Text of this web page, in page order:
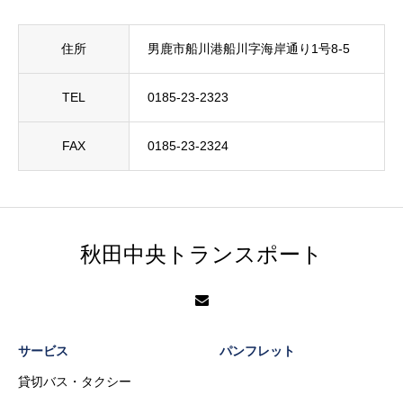
住所 男鹿市船川港船川字海岸通り1号8-5
TEL 0185-23-2323
FAX 0185-23-2324
秋田中央トランスポート
サービス
貸切バス・タクシー
パンフレット